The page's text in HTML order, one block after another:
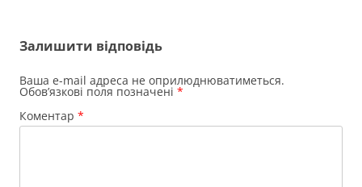
Залишити відповідь
Ваша e-mail адреса не оприлюднюватиметься.
Обов’язкові поля позначені *
Коментар *